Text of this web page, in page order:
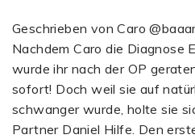
Geschrieben von Caro
Nachdem Caro die Diagnose
wurde ihr nach der OP
sofort! Doch weil sie auf
schwanger wurde, holte sie
Partner Daniel Hilfe. Den